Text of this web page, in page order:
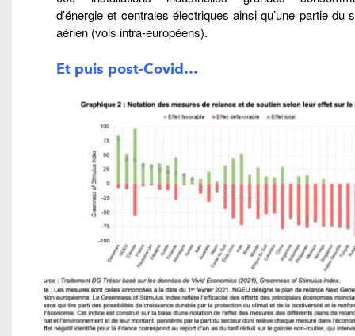
d’énergie et centrales électriques ainsi qu’une partie du
aérien (vols intra-européens).
Et puis post-Covid…